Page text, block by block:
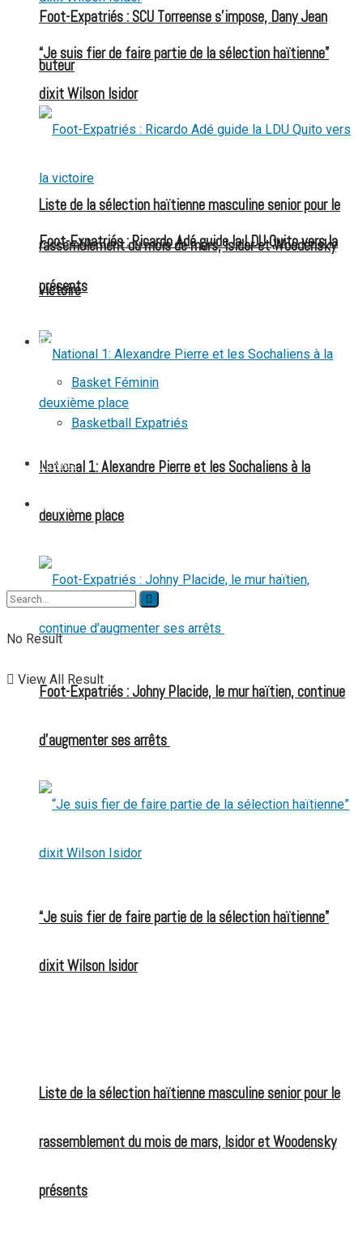
Foot-Expatriés : SCU Torreense s’impose, Dany Jean
buteur
Foot-Expatriés : Ricardo Adé guide la LDU Quito vers la
victoire
National 1: Alexandre Pierre et les Sochaliens à la
deuxième place
Foot-Expatriés : Johny Placide, le mur haïtien, continue
d’augmenter ses arrêts
“Je suis fier de faire partie de la sélection haïtienne”
dixit Wilson Isidor
Liste de la sélection haïtienne masculine senior pour le
rassemblement du mois de mars, Isidor et Woodensky
présents
“Je suis fier de faire partie de la sélection haïtienne”
dixit Wilson Isidor
Liste de la sélection haïtienne masculine senior pour le
rassemblement du mois de mars, Isidor et Woodensky
présents
BASKETBALL
Basket Féminin
Basketball Expatriés
TENNIS
No Result
View All Result